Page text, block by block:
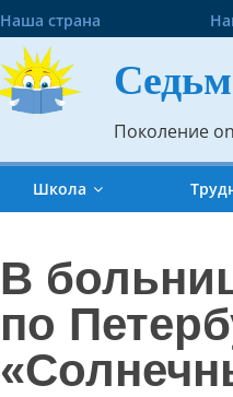
Наша страна
Поколение
Школа
В
по